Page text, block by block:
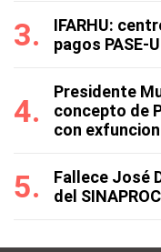
IFARHU:
pagos PASE-
Presidente
concepto de
con
Fallece José
del SINAPROC